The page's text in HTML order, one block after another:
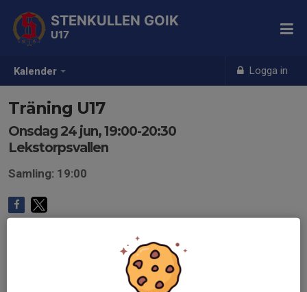
Kalender Logga in
STENKULLEN GOIK
U17
Träning U17
Onsdag 24 jun, 19:00-20:30
Lekstorpsvallen
Samling: 19:00